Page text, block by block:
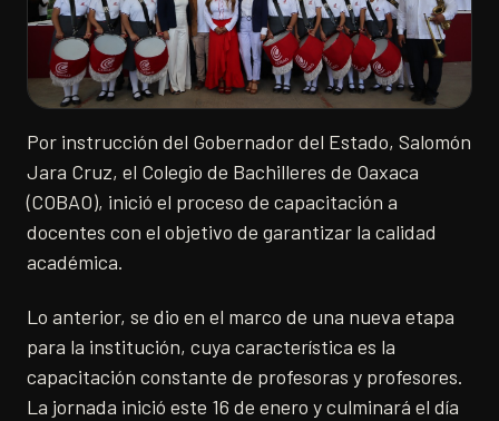
Por instrucción del Gobernador del Estado, Salomón
Jara Cruz, el Colegio de Bachilleres de Oaxaca
(COBAO), inició el proceso de capacitación a
docentes con el objetivo de garantizar la calidad
académica.
Lo anterior, se dio en el marco de una nueva etapa
para la institución, cuya característica es la
capacitación constante de profesoras y profesores.
La jornada inició este 16 de enero y culminará el día